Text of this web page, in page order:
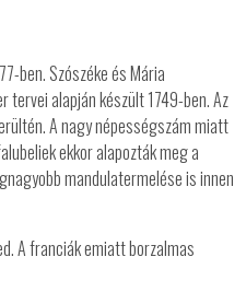
ben. Szószéke és Mária
tervei alapján készült 1749-ben. Az
A nagy népességszám miatt
ekkor alapozták meg a
mandulatermelése is innen
A franciák emiatt borzalmas